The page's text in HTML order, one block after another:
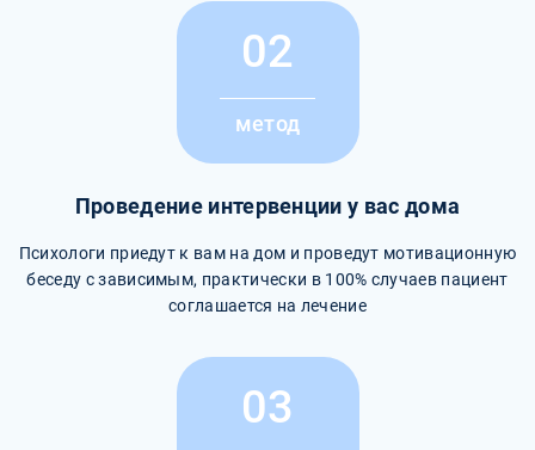
02
метод
Проведение интервенции у вас дома
Психологи приедут к вам на дом и проведут мотивационную
беседу с зависимым, практически в 100% случаев пациент
соглашается на лечение
03